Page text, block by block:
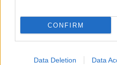
CONFIRM
Data Deletion Data
καλοκαιρινές